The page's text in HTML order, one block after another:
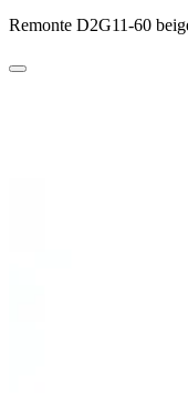
Remonte D2G11-60